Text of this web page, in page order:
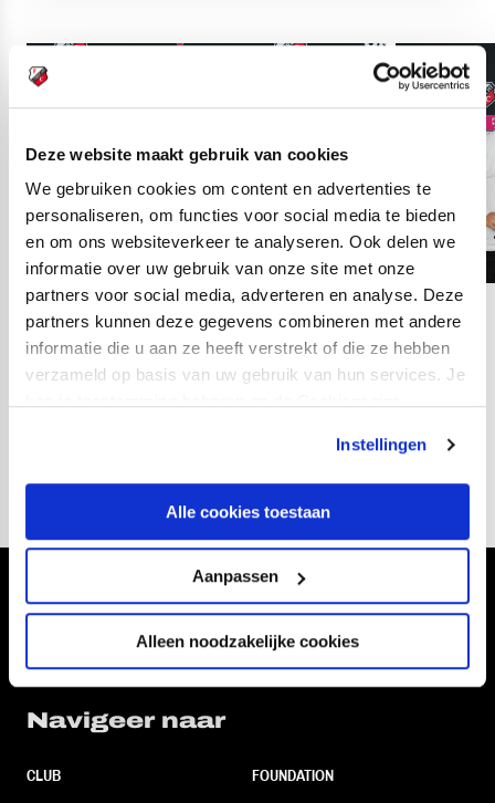
Deze website maakt gebruik van cookies
We gebruiken cookies om content en advertenties te
personaliseren, om functies voor social media te bieden
en om ons websiteverkeer te analyseren. Ook delen we
informatie over uw gebruik van onze site met onze
partners voor social media, adverteren en analyse. Deze
partners kunnen deze gegevens combineren met andere
informatie die u aan ze heeft verstrekt of die ze hebben
verzameld op basis van uw gebruik van hun services. Je
Instellingen
Alle cookies toestaan
Aanpassen
Alleen noodzakelijke cookies
03fotos
Volg ons ook via
Navigeer naar
CLUB
FOUNDATION